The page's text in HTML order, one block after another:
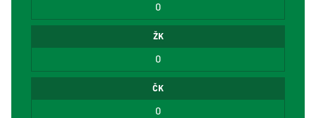
0
ŽK
0
ČK
0